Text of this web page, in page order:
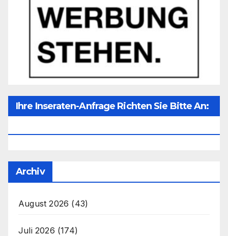
Ihre Inseraten-Anfrage Richten Sie Bitte An:
Archiv
August 2026 (43)
Juli 2026 (174)